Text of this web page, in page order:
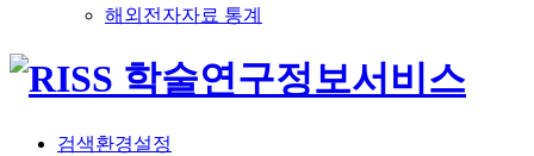
해외전자자료 통계
검색환경설정